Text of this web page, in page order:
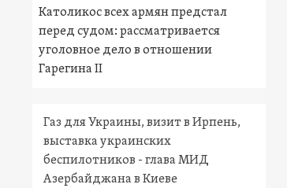
Католикос всех армян предстал
перед судом: рассматривается
уголовное дело в отношении
Гарегина II
Газ для Украины, визит в Ирпень,
выставка украинских
беспилотников - глава МИД
Азербайджана в Киеве